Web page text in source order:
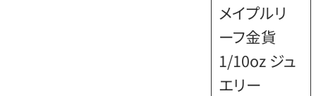
メイプルリ
ーフ金貨
1/10oz ジュ
エリー